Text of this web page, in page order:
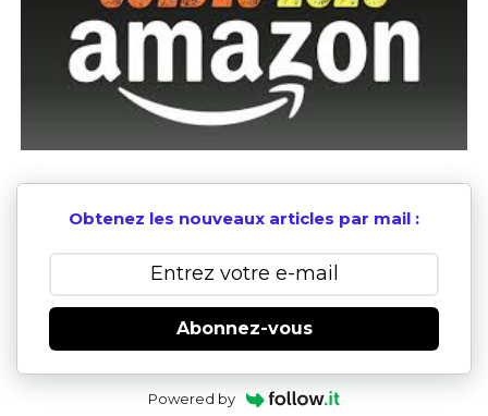
Obtenez les nouveaux articles par mail :
Abonnez-vous
Powered by